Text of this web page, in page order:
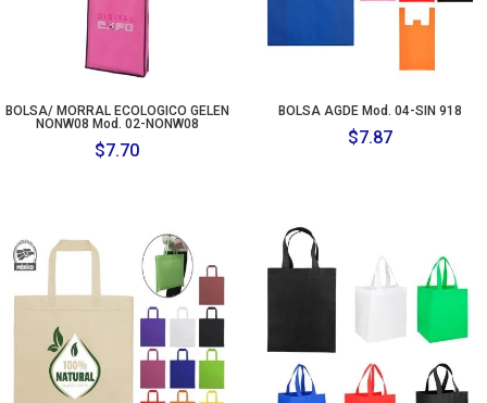
BOLSA/ MORRAL ECOLOGICO GELEN
NONW08 Mod. 02-NONW08
$7.70
BOLSA AGDE Mod. 04-SIN 918
$7.87